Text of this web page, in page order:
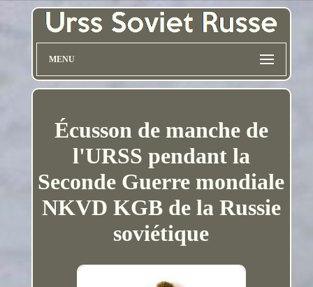
MENU
Écusson de manche de
l'URSS pendant la
Seconde Guerre mondiale
NKVD KGB de la Russie
soviétique